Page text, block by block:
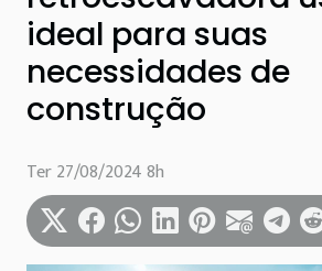
ideal para suas
necessidades de
construção
Ter 27/08/2024 8h